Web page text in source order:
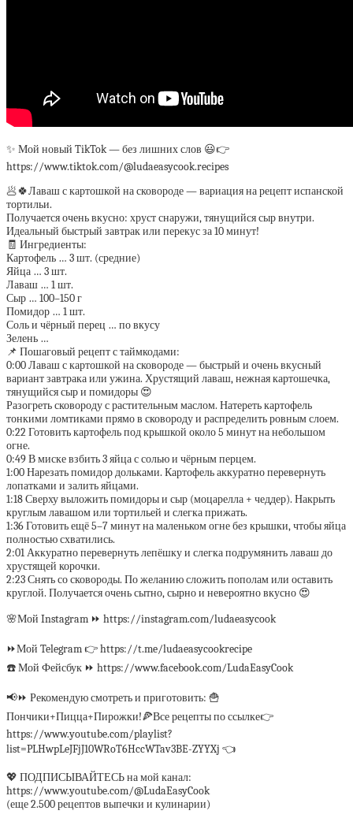
✨ Мой новый TikTok — без лишних слов 😃👉
https://www.tiktok.com/@ludaeasycook.recipes
🥟🍀Лаваш с картошкой на сковороде — вариация на рецепт испанской
тортильи.
Получается очень вкусно: хруст снаружи, тянущийся сыр внутри.
Идеальный быстрый завтрак или перекус за 10 минут!
🧾 Ингредиенты:
Картофель … 3 шт. (средние)
Яйца … 3 шт.
Лаваш … 1 шт.
Сыр … 100–150 г
Помидор … 1 шт.
Соль и чёрный перец … по вкусу
Зелень …
📌 Пошаговый рецепт с таймкодами:
0:00 Лаваш с картошкой на сковороде — быстрый и очень вкусный
вариант завтрака или ужина. Хрустящий лаваш, нежная картошечка,
тянущийся сыр и помидоры 😍
Разогреть сковороду с растительным маслом. Натереть картофель
тонкими ломтиками прямо в сковороду и распределить ровным слоем.
0:22 Готовить картофель под крышкой около 5 минут на небольшом
огне.
0:49 В миске взбить 3 яйца с солью и чёрным перцем.
1:00 Нарезать помидор дольками. Картофель аккуратно перевернуть
лопатками и залить яйцами.
1:18 Сверху выложить помидоры и сыр (моцарелла + чеддер). Накрыть
круглым лавашом или тортильей и слегка прижать.
1:36 Готовить ещё 5–7 минут на маленьком огне без крышки, чтобы яйца
полностью схватились.
2:01 Аккуратно перевернуть лепёшку и слегка подрумянить лаваш до
хрустящей корочки.
2:23 Снять со сковороды. По желанию сложить пополам или оставить
круглой. Получается очень сытно, сырно и невероятно вкусно 😍
🌸Мой Instagram ⏩ https://instagram.com/ludaeasycook
⏩Мой Telegram 👉 https://t.me/ludaeasycookrecipe
☎️ Мой Фейсбук ⏩ https://www.facebook.com/LudaEasyCook
📢⏩ Рекомендую смотреть и приготовить: 🍟
Пончики+Пицца+Пирожки!🍕Все рецепты по ссылке👉
https://www.youtube.com/playlist?
list=PLHwpLeJFjJ10WRoT6HccWTav3BE-ZYYXj 👈
💖 ПОДПИСЫВАЙТЕСЬ на мой канал:
https://www.youtube.com/@LudaEasyCook
(еще 2.500 рецептов выпечки и кулинарии)